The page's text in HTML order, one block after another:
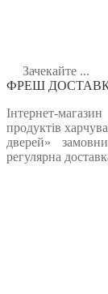
Зачекайте ...
ФРЕШ
Інтернет-
продуктів
дверей»
регулярна